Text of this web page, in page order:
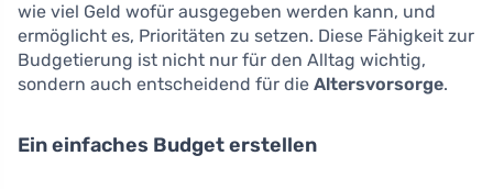
wie viel Geld wofür ausgegeben werden kann, und
ermöglicht es, Prioritäten zu setzen. Diese Fähigkeit zur
Budgetierung ist nicht nur für den Alltag wichtig,
sondern auch entscheidend für die Altersvorsorge.
Ein einfaches Budget erstellen